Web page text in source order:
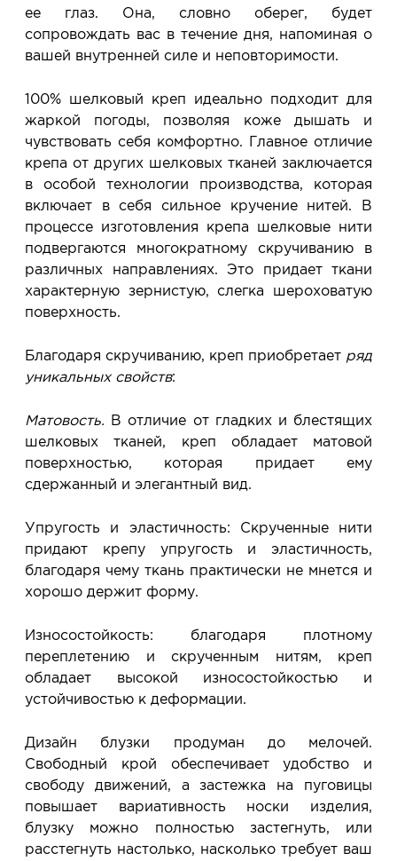
ее глаз. Она, словно оберег, будет
сопровождать вас в течение дня, напоминая о
вашей внутренней силе и неповторимости.
100% шелковый креп идеально подходит для
жаркой погоды, позволяя коже дышать и
чувствовать себя комфортно. Главное отличие
крепа от других шелковых тканей заключается
в особой технологии производства, которая
включает в себя сильное кручение нитей. В
процессе изготовления крепа шелковые нити
подвергаются многократному скручиванию в
различных направлениях. Это придает ткани
характерную зернистую, слегка шероховатую
поверхность.
Благодаря скручиванию, креп приобретает ряд
уникальных свойств:
Матовость. В отличие от гладких и блестящих
шелковых тканей, креп обладает матовой
поверхностью, которая придает ему
сдержанный и элегантный вид.
Упругость и эластичность: Скрученные нити
придают крепу упругость и эластичность,
благодаря чему ткань практически не мнется и
хорошо держит форму.
Износостойкость: благодаря плотному
переплетению и скрученным нитям, креп
обладает высокой износостойкостью и
устойчивостью к деформации.
Дизайн блузки продуман до мелочей.
Свободный крой обеспечивает удобство и
свободу движений, а застежка на пуговицы
повышает вариативность носки изделия,
блузку можно полностью застегнуть, или
расстегнуть настолько, насколько требует ваш